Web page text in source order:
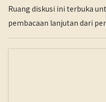
Ruang diskusi ini terbuka
pembacaan lanjutan dari